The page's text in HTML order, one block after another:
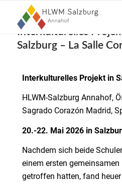
Interkulturelles
Salzburg – La Salle
Interkulturelles Projekt in
HLWM-Salzburg Annahof,
Sagrado Corazón Madrid,
20.-22. Mai 2026 in
Nachdem sich beide
einem ersten
getroffen hatten, fand